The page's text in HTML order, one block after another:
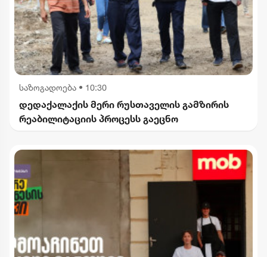
საზოგადოება • 10:30
დედაქალაქის მერი რუსთაველის გამზირის
რეაბილიტაციის პროცესს გაეცნო